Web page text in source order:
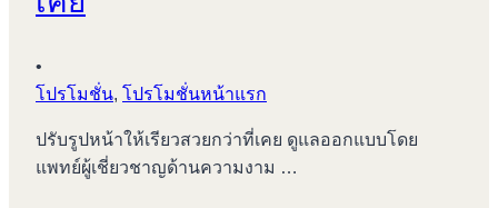
•
โปรโมชั่น, โปรโมชั่นหน้าแรก
ปรับรูปหน้าให้เรียวสวยกว่าที่เคย ดูแลออกแบบโดย
แพทย์ผู้เชี่ยวชาญด้านความงาม …